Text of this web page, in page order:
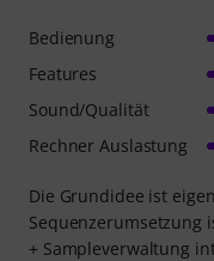
Die Grundidee ist
Sequenzerumsetzung
+ Sampleverwaltung
Bedienung
Features
Sound/Qualität
Rechner Auslastung